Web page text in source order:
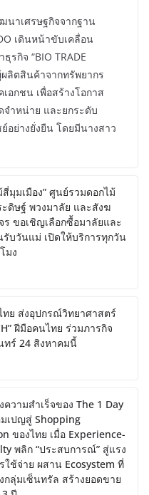
นาเศรษฐกิจจากฐาน
เดินหน้าขับเคลื่อน
รกิจ “BIO TRADE
ผลิตสินค้าจากทรัพยากร
อกชน เพื่อสร้างโอกาส
จำหน่าย และยกระดับ
ย่างยั่งยืน โดยมีนางสาว
มุมเมือง” ศูนย์รวมดอกไม้
ดิษฐ์ พวงมาลัย และสังฆ
ขอเชิญเลือกซื้อมาลัยและ
บวันแม่ เปิดให้บริการทุกวัน
มง
ทย ส่งอุปกรณ์วิทยาศาสตร์
ฝีมือคนไทย ร่วมภารกิจ
ทร์ 24 สิงหาคมนี้
ความสำเร็จของ The 1 Day
เปญสู่ Shopping
ของไทย เมื่อ Experience-
พลิก “ประสบการณ์” สู่แรง
ใช้จ่าย ผสาน Ecosystem ที่
กลุ่มเซ็นทรัล สร้างยอดขาย